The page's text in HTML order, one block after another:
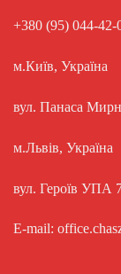
+380 (95) 044-42-
м.Київ, Україна
вул. Панаса
м.Львів, Україна
вул. Героїв УПА
E-mail: